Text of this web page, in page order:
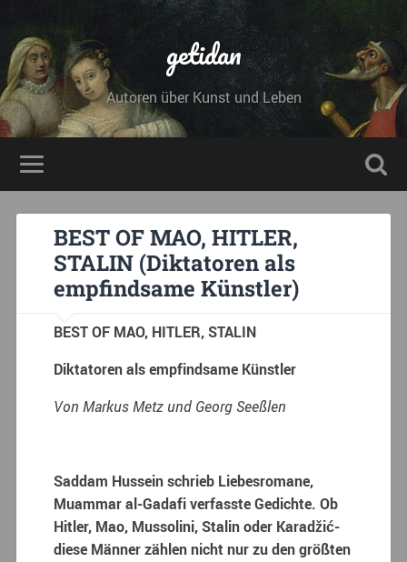
getidan
Autoren über Kunst und Leben
BEST OF MAO, HITLER,
STALIN (Diktatoren als
empfindsame Künstler)
BEST OF MAO, HITLER, STALIN
Diktatoren als empfindsame Künstler
Von Markus Metz und Georg Seeßlen
Saddam Hussein schrieb Liebesromane,
Muammar al-Gadafi verfasste Gedichte. Ob
Hitler, Mao, Mussolini, Stalin oder Karadžić-
diese Männer zählen nicht nur zu den größten